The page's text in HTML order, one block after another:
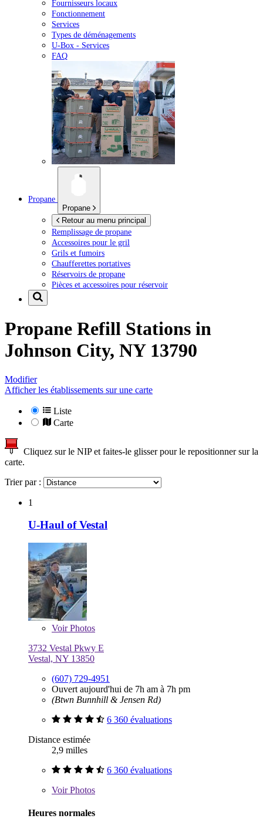
Fournisseurs locaux
Fonctionnement
Services
Types de déménagements
U-Box - Services
FAQ
Propane
Propane
Retour au menu principal
Remplissage de propane
Accessoires pour le gril
Grils et fumoirs
Chaufferettes portatives
Réservoirs de propane
Pièces et accessoires pour réservoir
Propane Refill Stations in
Johnson City, NY 13790
Modifier
Afficher les établissements sur une carte
Liste
Carte
Cliquez sur le NIP et faites-le glisser pour le repositionner sur la
carte.
Trier par :
1
U-Haul of Vestal
VoirPhotos
3732 Vestal Pkwy E
Vestal, NY 13850
(607) 729-4951
Ouvert aujourd'hui de 7h am à 7h pm
(Btwn Bunnhill & Jensen Rd)
6 360 évaluations
Distance estimée
2,9 milles
6 360 évaluations
VoirPhotos
Heures normales